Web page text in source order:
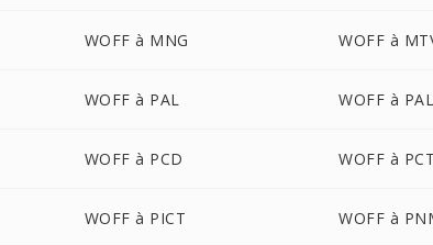
WOFF à MNG WOFF à
WOFF à PAL WOFF à
WOFF à PCD WOFF à
WOFF à PICT WOFF à